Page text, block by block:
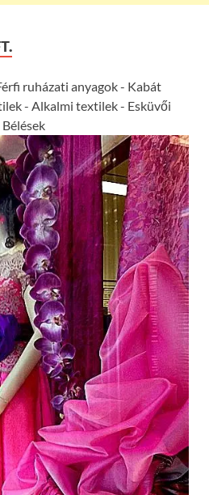
ruházati anyagok - Kabát
- Alkalmi textilek - Esküvői